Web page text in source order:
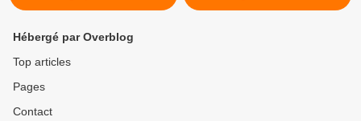
Hébergé par Overblog
Top articles
Pages
Contact